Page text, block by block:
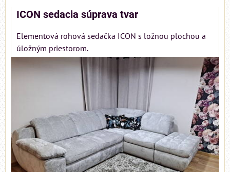
ICON sedacia súprava tvar
Elementová rohová sedačka ICON s ložnou plochou a
úložným priestorom.